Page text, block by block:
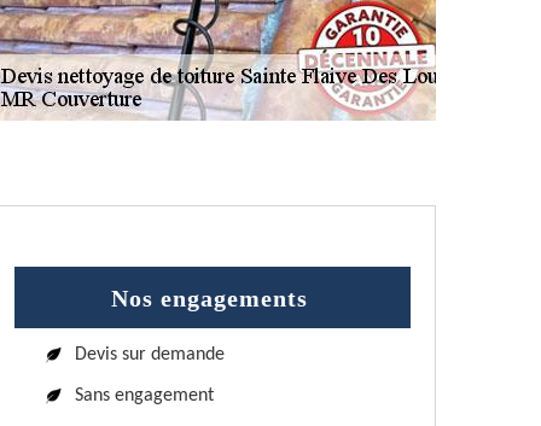
Nos engagements
Devis sur demande
Sans engagement